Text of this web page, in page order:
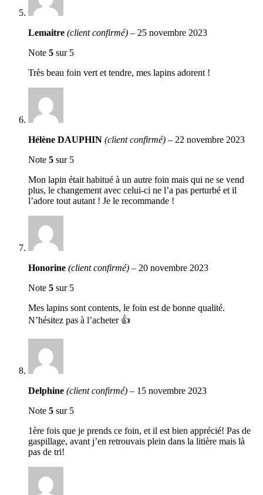
Lemaitre (client confirmé) – 25 novembre 2023
Note 5 sur 5
Très beau foin vert et tendre, mes lapins adorent !
Hélène DAUPHIN (client confirmé) – 22 novembre 2023
Note 5 sur 5
Mon lapin était habitué à un autre foin mais qui ne se vend
plus, le changement avec celui-ci ne l’a pas perturbé et il
l’adore tout autant ! Je le recommande !
Honorine (client confirmé) – 20 novembre 2023
Note 5 sur 5
Mes lapins sont contents, le foin est de bonne qualité.
N’hésitez pas à l’acheter 👍
Delphine (client confirmé) – 15 novembre 2023
Note 5 sur 5
1ère fois que je prends ce foin, et il est bien apprécié! Pas de
gaspillage, avant j’en retrouvais plein dans la litière mais là
pas de tri!